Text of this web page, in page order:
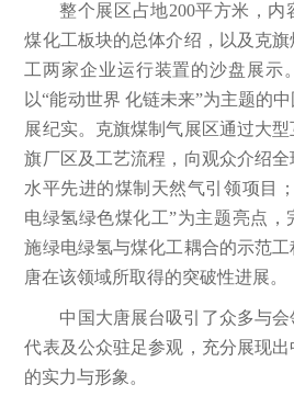
整个展区占地200平方米，
煤化工板块的总体介绍，以及克
工两家企业运行装置的沙盘展示
以“能动世界 化链未来”为主题的
展纪实。克旗煤制气展区通过大
旗厂区及工艺流程，向观众介绍
水平先进的煤制天然气引领项目
电绿氢绿色煤化工”为主题亮点，
施绿电绿氢与煤化工耦合的示范
唐在该领域所取得的突破性进展。
中国大唐展台吸引了众多与
代表及公众驻足参观，充分展现
的实力与形象。